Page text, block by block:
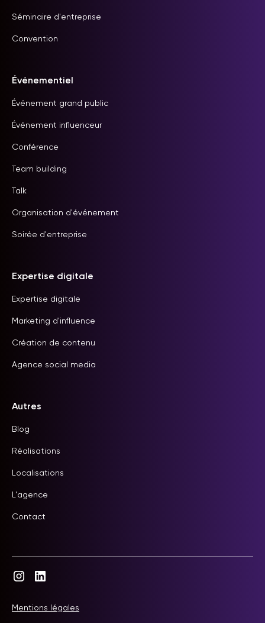
Séminaire d'entreprise
Convention
Événementiel
Événement grand public
Événement influenceur
Conférence
Team building
Talk
Organisation d'événement
Soirée d'entreprise
Expertise digitale
Expertise digitale
Marketing d'influence
Création de contenu
Agence social media
Autres
Blog
Réalisations
Localisations
L'agence
Contact
Mentions légales